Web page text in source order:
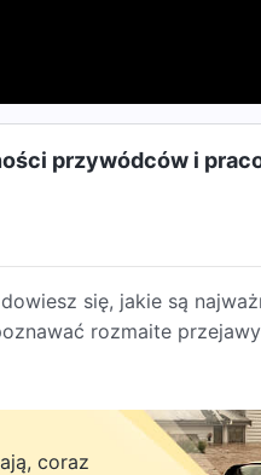
przywódców i
się, jakie są
rozmaite
coraz